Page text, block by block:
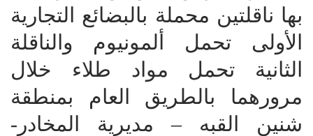
بها ناقلتين محملة بالبضائع التجارية
الأولى تحمل ألمونيوم والناقلة
الثانية تحمل مواد طلاء خلال
مرورهما بالطريق العام بمنطقة
شنين القبه – مديرية المخادر-